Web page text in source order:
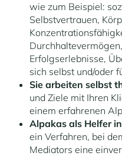
wie zum Beispiel:
Selbstvertrauen,
Erfolgserlebnisse,
sich selbst und/oder
Sie arbeiten selbst
und Ziele mit Ihren
einem erfahrenen
Alpakas als Helfer
ein Verfahren, bei
Mediators eine